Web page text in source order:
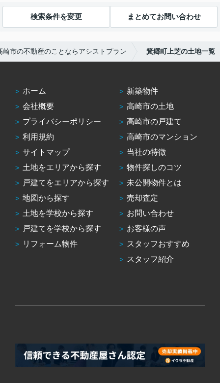
検索条件を変更 まとめてお問い合わせ
崎市の不動産のことならアシストプラン 箕郷町上芝の土地一覧
ホーム
会社概要
プライバシーポリシー
利用規約
サイトマップ
土地をエリアから探す
戸建てをエリアから探す
地図から探す
土地を学校から探す
戸建てを学校から探す
リフォーム物件
新築物件
高崎市の土地
高崎市の戸建て
高崎市のマンション
当社の特徴
物件探しのコツ
未公開物件とは
売却査定
お問い合わせ
お客様の声
スタッフおすすめ
スタッフ紹介